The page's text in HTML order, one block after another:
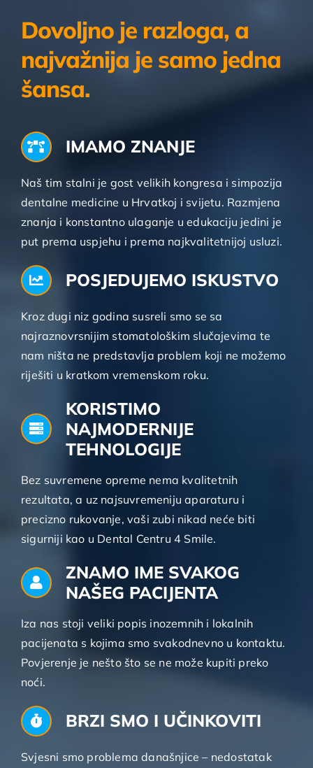
Dovoljno je razloga, a
najvažnija je samo jedna
šansa.
IMAMO ZNANJE
Naš tim stalni je gost velikih kongresa i simpozija
dentalne medicine u Hrvatkoj i svijetu. Razmjena
znanja i konstantno ulaganje u edukaciju jedini je
put prema uspjehu i prema najkvalitetnijoj usluzi.
POSJEDUJEMO ISKUSTVO
Kroz dugi niz godina susreli smo se sa
najraznovrsnijim stomatološkim slučajevima te
nam ništa ne predstavlja problem koji ne možemo
riješiti u kratkom vremenskom roku.
KORISTIMO
NAJMODERNIJE
TEHNOLOGIJE
Bez suvremene opreme nema kvalitetnih
rezultata, a uz najsuvremeniju aparaturu i
precizno rukovanje, vaši zubi nikad neće biti
sigurniji kao u Dental Centru 4 Smile.
ZNAMO IME SVAKOG
NAŠEG PACIJENTA
Iza nas stoji veliki popis inozemnih i lokalnih
pacijenata s kojima smo svakodnevno u kontaktu.
Povjerenje je nešto što se ne može kupiti preko
noći.
BRZI SMO I UČINKOVITI
Svjesni smo problema današnjice – nedostatak